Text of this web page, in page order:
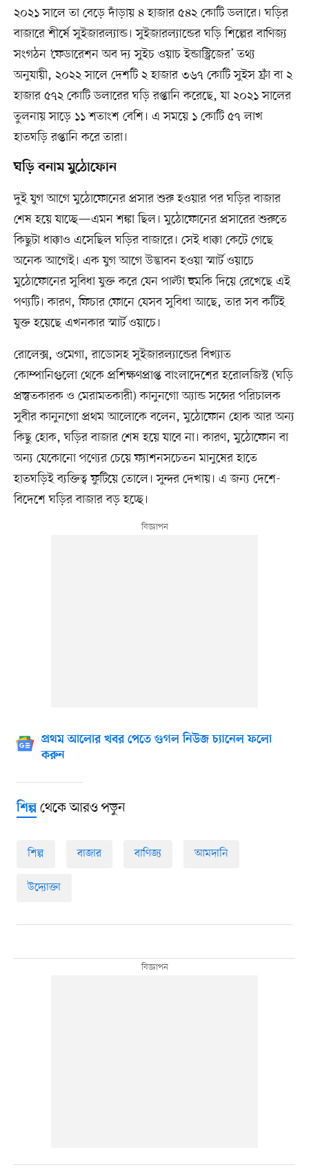
২০২১ সালে তা বেড়ে দাঁড়ায় ৪ হাজার ৫৪২ কোটি ডলারে। ঘড়ির
বাজারে শীর্ষে সুইজারল্যান্ড। সুইজারল্যান্ডের ঘড়ি শিল্পের বাণিজ্য
সংগঠন ‘ফেডারেশন অব দ্য সুইচ ওয়াচ ইন্ডাস্ট্রিজের’ তথ্য
অনুযায়ী, ২০২২ সালে দেশটি ২ হাজার ৩৬৭ কোটি সুইস ফ্রাঁ বা ২
হাজার ৫৭২ কোটি ডলারের ঘড়ি রপ্তানি করেছে, যা ২০২১ সালের
তুলনায় সাড়ে ১১ শতাংশ বেশি। এ সময়ে ১ কোটি ৫৭ লাখ
হাতঘড়ি রপ্তানি করে তারা।
ঘড়ি বনাম মুঠোফোন
দুই যুগ আগে মুঠোফোনের প্রসার শুরু হওয়ার পর ঘড়ির বাজার
শেষ হয়ে যাচ্ছে—এমন শঙ্কা ছিল। মুঠোফোনের প্রসারের শুরুতে
কিছুটা ধাক্কাও এসেছিল ঘড়ির বাজারে। সেই ধাক্কা কেটে গেছে
অনেক আগেই। এক যুগ আগে উদ্ভাবন হওয়া স্মার্ট ওয়াচে
মুঠোফোনের সুবিধা যুক্ত করে যেন পাল্টা হুমকি দিয়ে রেখেছে এই
পণ্যটি। কারণ, ফিচার ফোনে যেসব সুবিধা আছে, তার সব কটিই
যুক্ত হয়েছে এখনকার স্মার্ট ওয়াচে।
রোলেক্স, ওমেগা, রাডোসহ সুইজারল্যান্ডের বিখ্যাত
কোম্পানিগুলো থেকে প্রশিক্ষণপ্রাপ্ত বাংলাদেশের হরোলজিস্ট (ঘড়ি
প্রস্তুতকারক ও মেরামতকারী) কানুনগো অ্যান্ড সন্সের পরিচালক
সুবীর কানুনগো প্রথম আলোকে বলেন, মুঠোফোন হোক আর অন্য
কিছু হোক, ঘড়ির বাজার শেষ হয়ে যাবে না। কারণ, মুঠোফোন বা
অন্য যেকোনো পণ্যের চেয়ে ফ্যাশনসচেতন মানুষের হাতে
হাতঘড়িই ব্যক্তিত্ব ফুটিয়ে তোলে। সুন্দর দেখায়। এ জন্য দেশে-
বিদেশে ঘড়ির বাজার বড় হচ্ছে।
প্রথম আলোর খবর পেতে গুগল নিউজ চ্যানেল ফলো
করুন
শিল্পথেকে আরও পড়ুন
শিল্প বাজার বাণিজ্য আমদানি
উদ্যোক্তা